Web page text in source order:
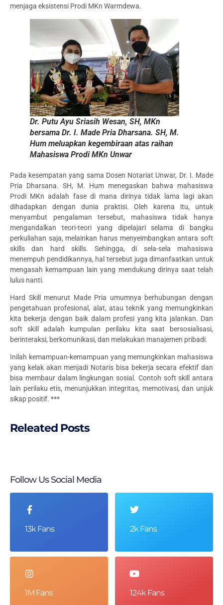
menjaga eksistensi Prodi MKn Warmdewa.
Dr. Putu Ayu Sriasih Wesan, SH, MKn
bersama Dr. I. Made Pria Dharsana. SH, M.
Hum meluapkan kegembiraan atas raihan
Mahasiswa Prodi MKn Unwar
Pada kesempatan yang sama Dosen Notariat Unwar, Dr. I. Made
Pria Dharsana. SH, M. Hum menegaskan bahwa mahasiswa
Prodi MKn adalah fase di mana dirinya tidak lama lagi akan
dihadapkan dengan dunia praktisi. Oleh karena itu, untuk
menyambut pengalaman tersebut, mahasiswa tidak hanya
mengandalkan teori-teori yang dipelajari selama di bangku
perkuliahan saja, melainkan harus menyeimbangkan antara soft
skills dan hard skills. Sehingga, di sela-sela mahasiswa
menempuh pendidikannya, hal tersebut juga dimanfaatkan untuk
mengasah kemampuan lain yang mendukung dirinya saat telah
lulus nanti.
Hard Skill menurut Made Pria umumnya berhubungan dengan
pengetahuan profesional, alat, atau teknik yang memungkinkan
kita bekerja dengan baik dalam profesi yang kita jalankan. Dan
soft skill adalah kumpulan perilaku kita saat bersosialisasi,
berinteraksi, berkomunikasi, dan melakukan manajemen pribadi.
Inilah kemampuan-kemampuan yang memungkinkan mahasiswa
yang kelak akan menjadi Notaris bisa bekerja secara efektif dan
bisa membaur dalam lingkungan sosial. Contoh soft skill antara
lain perilaku etis, menunjukkan integritas, memotivasi, dan unjuk
sikap positif. ***
Releated Posts
Follow Us Social Media
13k Fans 2k Fans
1M Fans 124k Fans